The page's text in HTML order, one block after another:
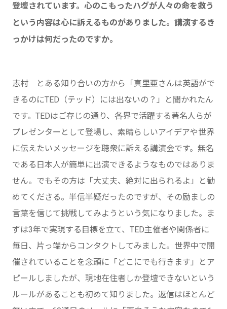
登壇されています。心のこもったハグが人々の命を救う
という内容は心に訴えるものがありました。講演するき
っかけは何だったのですか。
志村 とある知り合いの方から「真里亜さんは英語がで
きるのにTED（テッド）には出ないの？」と聞かれたん
です。TEDはご存じの通り、各界で活躍する著名人らが
プレゼンターとして登場し、素晴らしいアイデアや世界
に伝えたいメッセージを聴衆に訴える講演会です。無名
である日本人が簡単に出演できるようなものではありま
せん。でもその方は「大丈夫、絶対に出られるよ」と勧
めてくださる。半信半疑だったのですが、その励ましの
言葉を信じて挑戦してみようという気になりました。ま
ずは3年で実現する目標を立て、TED主催者や関係者に
毎日、片っ端からコンタクトしてみました。世界中で開
催されていることを念頭に「どこにでも行きます」とア
ピールしましたが、現地在住者しか登壇できないという
ルールがあることも初めて知りました。返信はほとんど